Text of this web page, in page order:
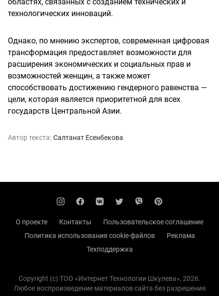
технологических инноваций.
Однако, по мнению экспертов, современная цифровая
трансформация предоставляет возможности для
расширения экономических и социальных прав и
возможностей женщин, а также может
способствовать достижению гендерного равенства —
цели, которая является приоритетной для всех
государств Центральной Азии.
Автор текста: Салтанат Есенбекова
О проекте Контакты
Пользовательское соглашение
Политика использования cookie-файлов
Реклама
Техподдержка
Copyright (с) TOO «Интернет Технологии Шкулева», 2026.
Любое воспроизведение материалов сайта без разрешения